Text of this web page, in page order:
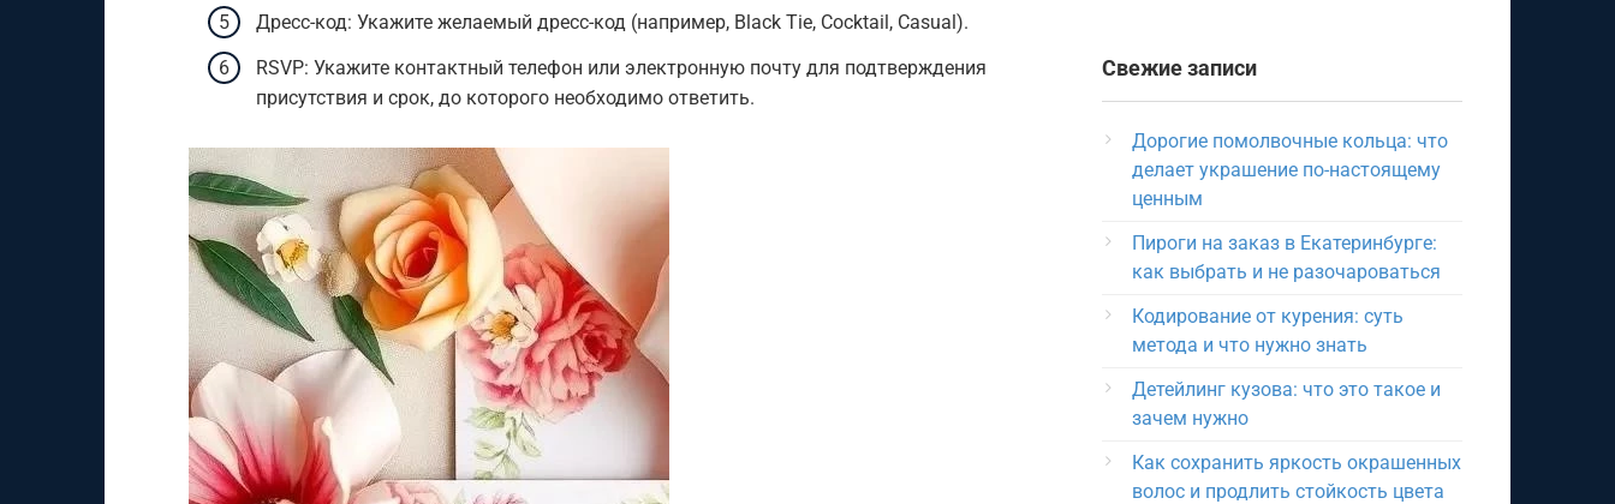
Дресс-код: Укажите желаемый дресс-код (например, Black Tie, Cocktail, Casual).
RSVP: Укажите контактный телефон или электронную почту для подтверждения
присутствия и срок, до которого необходимо ответить.
Свежие записи
Дорогие помолвочные кольца: что
делает украшение по-настоящему
ценным
Пироги на заказ в Екатеринбурге:
как выбрать и не разочароваться
Кодирование от курения: суть
метода и что нужно знать
Детейлинг кузова: что это такое и
зачем нужно
Как сохранить яркость окрашенных
волос и продлить стойкость цвета